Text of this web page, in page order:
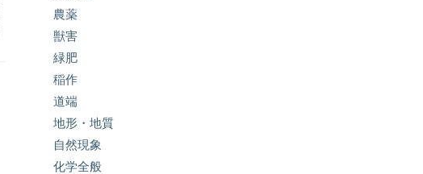
農薬
獣害
緑肥
稲作
道端
地形・地質
自然現象
化学全般